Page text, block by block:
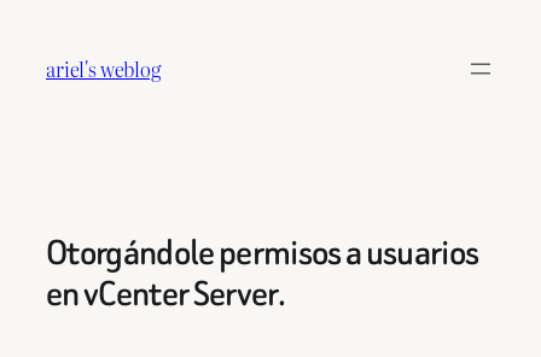
contenido
ariel's weblog
Otorgándole permisos a usuarios
en vCenter Server.